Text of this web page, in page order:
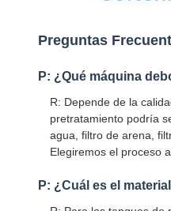
Preguntas
P: ¿Qué máquina
R: Depende de la
pretratamiento podría
agua, filtro de arena,
Elegiremos el proceso
P: ¿Cuál es el